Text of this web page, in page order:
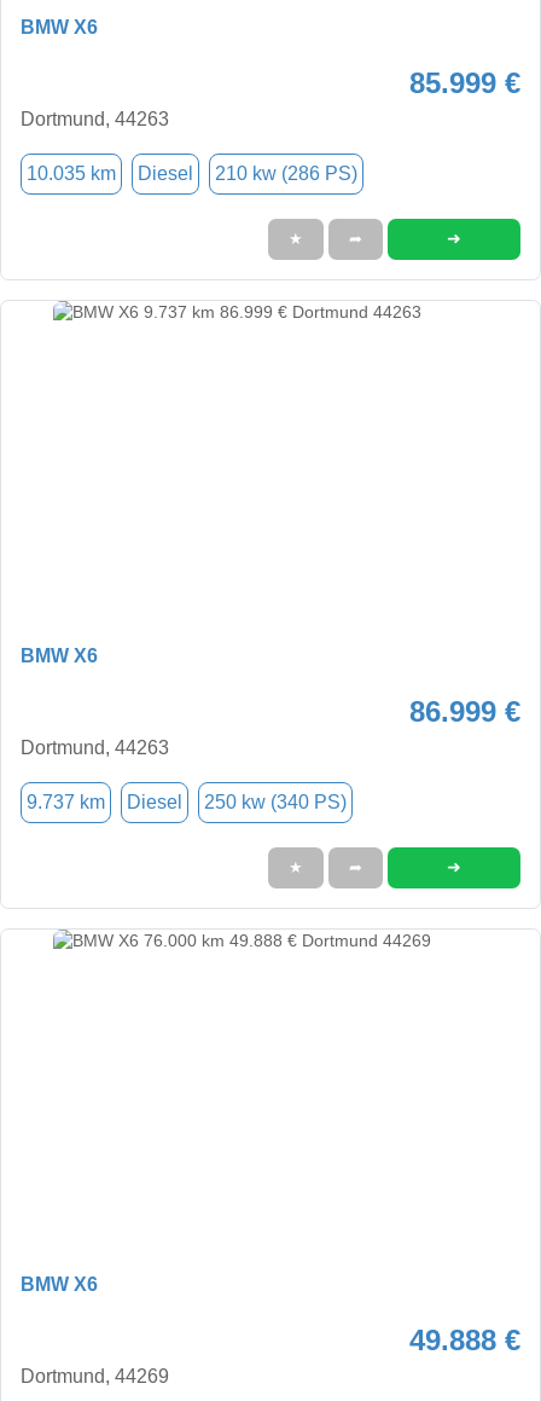
BMW X6
85.999 €
Dortmund, 44263
10.035 km Diesel 210 kw (286 PS)
★ ➦ ➜
BMW X6
86.999 €
Dortmund, 44263
9.737 km Diesel 250 kw (340 PS)
★ ➦ ➜
BMW X6
49.888 €
Dortmund, 44269